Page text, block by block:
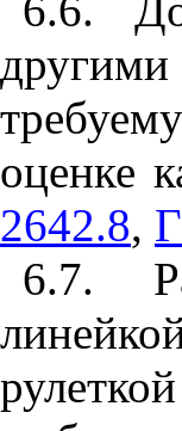
6.6.
оценке
2642.8,
6.7.